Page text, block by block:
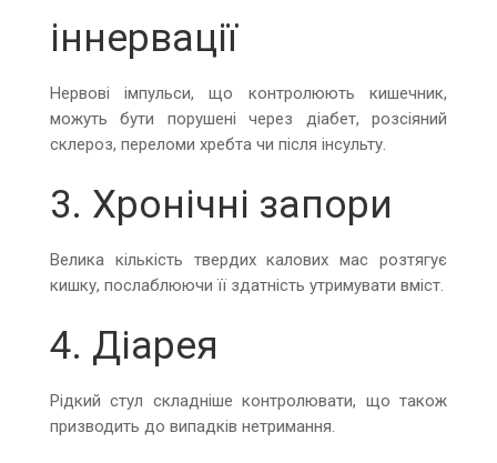
іннервації
Нервові імпульси, що контролюють кишечник,
можуть бути порушені через діабет, розсіяний
склероз, переломи хребта чи після інсульту.
3. Хронічні запори
Велика кількість твердих калових мас розтягує
кишку, послаблюючи її здатність утримувати вміст.
4. Діарея
Рідкий стул складніше контролювати, що також
призводить до випадків нетримання.